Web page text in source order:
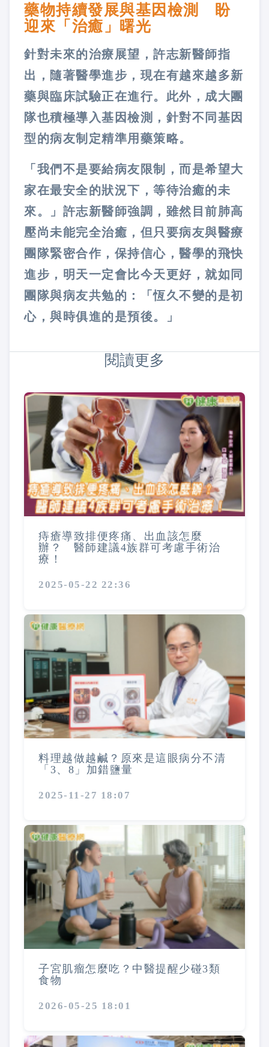
藥物持續發展與基因檢測 盼
迎來「治癒」曙光
針對未來的治療展望，許志新醫師指
出，隨著醫學進步，現在有越來越多新
藥與臨床試驗正在進行。此外，成大團
隊也積極導入基因檢測，針對不同基因
型的病友制定精準用藥策略。
「我們不是要給病友限制，而是希望大
家在最安全的狀況下，等待治癒的未
來。」許志新醫師強調，雖然目前肺高
壓尚未能完全治癒，但只要病友與醫療
團隊緊密合作，保持信心，醫學的飛快
進步，明天一定會比今天更好，就如同
團隊與病友共勉的：「恆久不變的是初
心，與時俱進的是預後。」
閱讀更多
痔瘡導致排便疼痛、出血該怎麼
辦？ 醫師建議4族群可考慮手術治
療！
2025-05-22 22:36
料理越做越鹹？原來是這眼病分不清
「3、8」加錯鹽量
2025-11-27 18:07
子宮肌瘤怎麼吃？中醫提醒少碰3類
食物
2026-05-25 18:01